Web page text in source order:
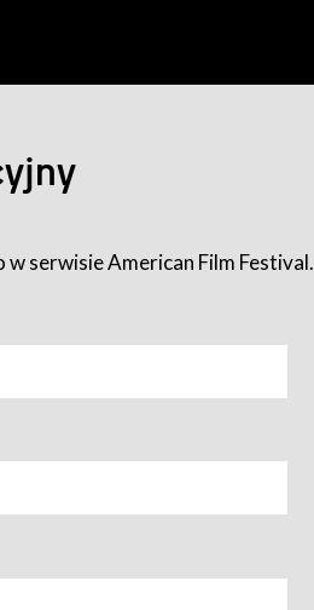
serwisie American Film Festival.